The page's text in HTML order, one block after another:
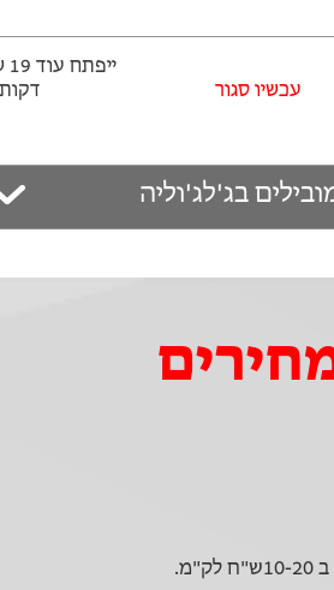
עכשיו סגור
דקות
בג'לג'וליה